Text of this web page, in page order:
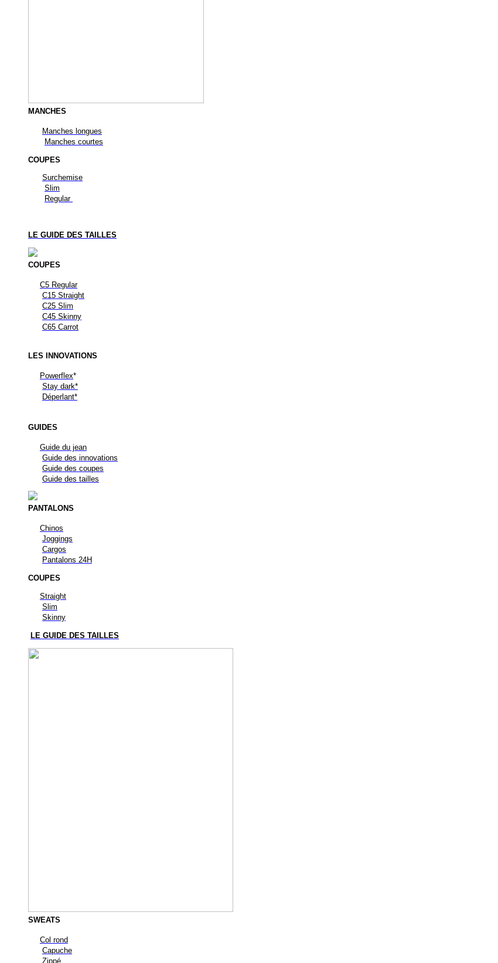
MANCHES
Manches longues
Manches courtes
COUPES
Surchemise
Slim
Regular
LE GUIDE DES TAILLES
COUPES
C5 Regular
C15 Straight
C25 Slim
C45 Skinny
C65 Carrot
LES INNOVATIONS
Powerflex*
Stay dark*
Déperlant*
GUIDES
Guide du jean
Guide des innovations
Guide des coupes
Guide des tailles
PANTALONS
Chinos
Joggings
Cargos
Pantalons 24H
COUPES
Straight
Slim
Skinny
LE GUIDE DES TAILLES
SWEATS
Col rond
Capuche
Zippé